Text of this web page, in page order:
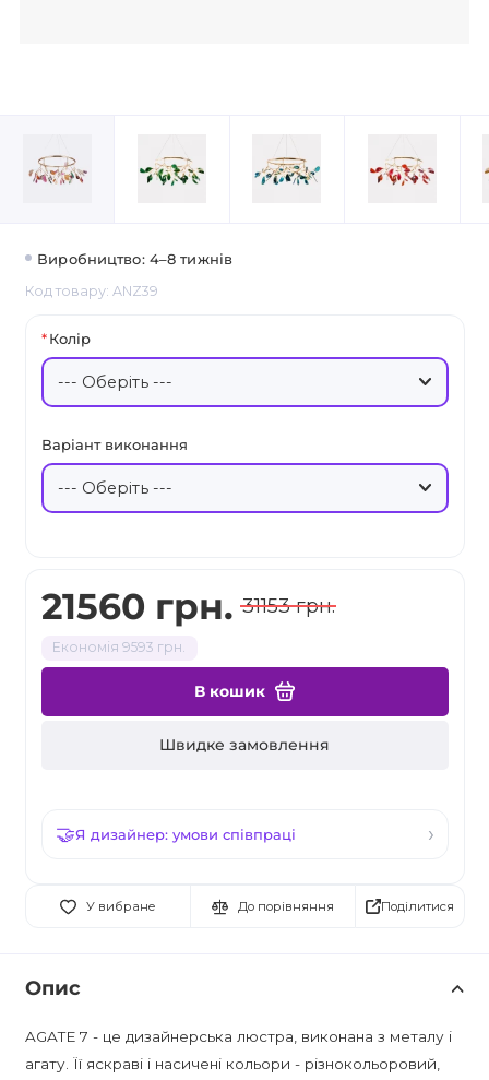
Виробництво: 4–8 тижнів
Код товару: ANZ39
21560 грн. 31153 грн.
Економія 9593 грн.
В кошик
Швидке замовлення
Я дизайнер: умови співпраці
У вибране До порівняння
Колір
Варіант виконання
Поділитися
Опис
AGATE 7 - це дизайнерська люстра, виконана з металу і
агату. Її яскраві і насичені кольори - різнокольоровий,